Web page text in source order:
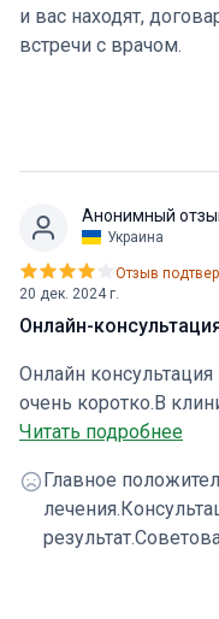
и вас находят,
встречи с врачом.
Анонимный
Украина
20 дек. 2024 г.
Отзыв
Онлайн-
Онлайн
очень коротко.В
медиков
Читать подробнее
Главное